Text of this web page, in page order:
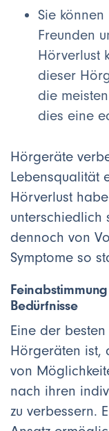
Sie
Freunden
Hörverlust
dieser
die
dies eine
Hörgeräte
Lebensqualität
Hörverlust
unterschiedlich
dennoch von
Symptome so
Bedürfnisse
Eine der
Hörgeräten ist,
von
nach ihren
zu verbessern.